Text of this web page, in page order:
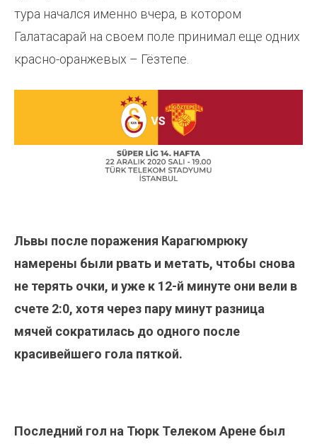
тура начался именно вчера, в котором
Галатасарай на своем поле принимал еще одних
красно-оранжевых – Гёзтепе.
Львы после поражения Карагюмрюку
намерены были рвать и метать, чтобы снова
не терять очки, и уже к 12-й минуте они вели в
счете 2:0, хотя через пару минут разница
мячей сократилась до одного после
красивейшего гола пяткой.
Последний гол на Тюрк Телеком Арене был